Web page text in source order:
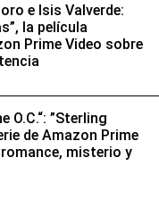
e Isis Valverde:
la película
Prime Video sobre
O.C.“: ”Sterling
de Amazon Prime
misterio y